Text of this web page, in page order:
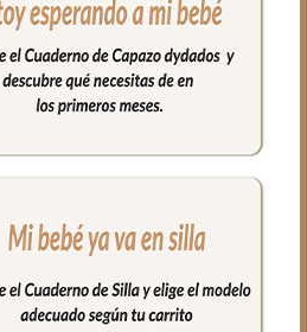
piqué bordado;
puedes elegir en
corto liso.
micro fibra hueca
bebé y muy
en lavadora,
no abrasivos y